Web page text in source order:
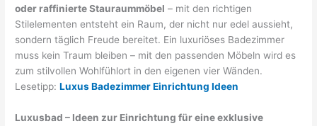
oder raffinierte Stauraummöbel – mit den richtigen
Stilelementen entsteht ein Raum, der nicht nur edel aussieht,
sondern täglich Freude bereitet. Ein luxuriöses Badezimmer
muss kein Traum bleiben – mit den passenden Möbeln wird es
zum stilvollen Wohlfühlort in den eigenen vier Wänden.
Lesetipp:Luxus Badezimmer Einrichtung Ideen
Luxusbad – Ideen zur Einrichtung für eine exklusive